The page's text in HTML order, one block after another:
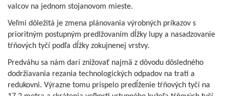
valcov na jednom stojanovom mieste.
Veľmi dôležitá je zmena plánovania výrobných príkazov s
prioritným postupným predlžovaním dĺžky lupy a nasadzovanie
tŕňových tyčí podľa dĺžky zokujnenej vrstvy.
Predváhu sa nám darí znižovať najmä z dôvodu dôsledného
dodržiavania rezania technologických odpadov na trati a
redukovni. Výrazne tomu prispelo predĺženie tŕňových tyčí na